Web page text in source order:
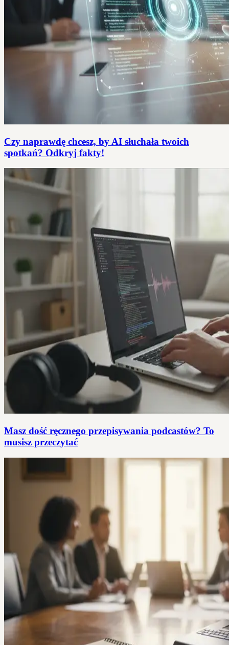
Czy naprawdę chcesz, by AI słuchała twoich
spotkań? Odkryj fakty!
Masz dość ręcznego przepisywania podcastów? To
musisz przeczytać